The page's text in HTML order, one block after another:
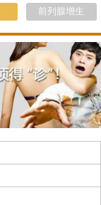
前列腺增生